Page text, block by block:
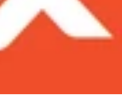
tạo hình ảnh và
nhân tạo AI miễn